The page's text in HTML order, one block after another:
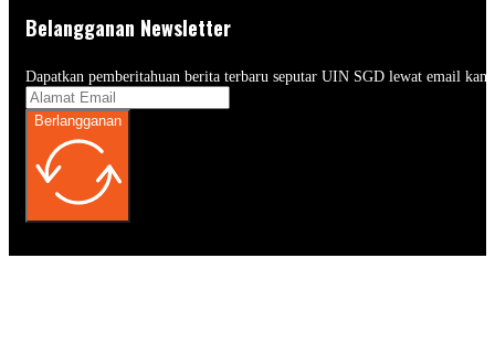
Belangganan Newsletter
Dapatkan pemberitahuan berita terbaru seputar UIN SGD lewat email
Berlangganan